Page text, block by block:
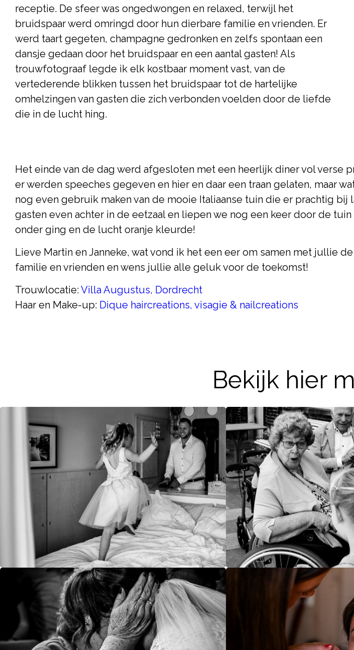
receptie. De sfeer was ongedwongen en relaxed, terwijl het
bruidspaar werd omringd door hun dierbare familie en vrienden. Er
werd taart gegeten, champagne gedronken en zelfs spontaan een
dansje gedaan door het bruidspaar en een aantal gasten! Als
trouwfotograaf legde ik elk kostbaar moment vast, van de
vertederende blikken tussen het bruidspaar tot de hartelijke
omhelzingen van gasten die zich verbonden voelden door de liefde
die in de lucht hing.
Het einde van de dag werd afgesloten met een heerlijk diner vol verse
er werden speeches gegeven en hier en daar een traan gelaten, maar
nog even gebruik maken van de mooie Italiaanse tuin die er prachtig
gasten even achter in de eetzaal en liepen we nog een keer door de
onder ging en de lucht oranje kleurde!
Lieve Martin en Janneke, wat vond ik het een eer om samen met jullie
familie en vrienden en wens jullie alle geluk voor de toekomst!
Trouwlocatie:Villa Augustus, Dordrecht
Haar en Make-up: Dique haircreations, visagie & nailcreations
Bekijk hier